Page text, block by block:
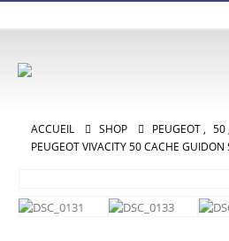
ACCUEIL SHOP PEUGEOT, 50,
PEUGEOT VIVACITY 50 CACHE GUIDON